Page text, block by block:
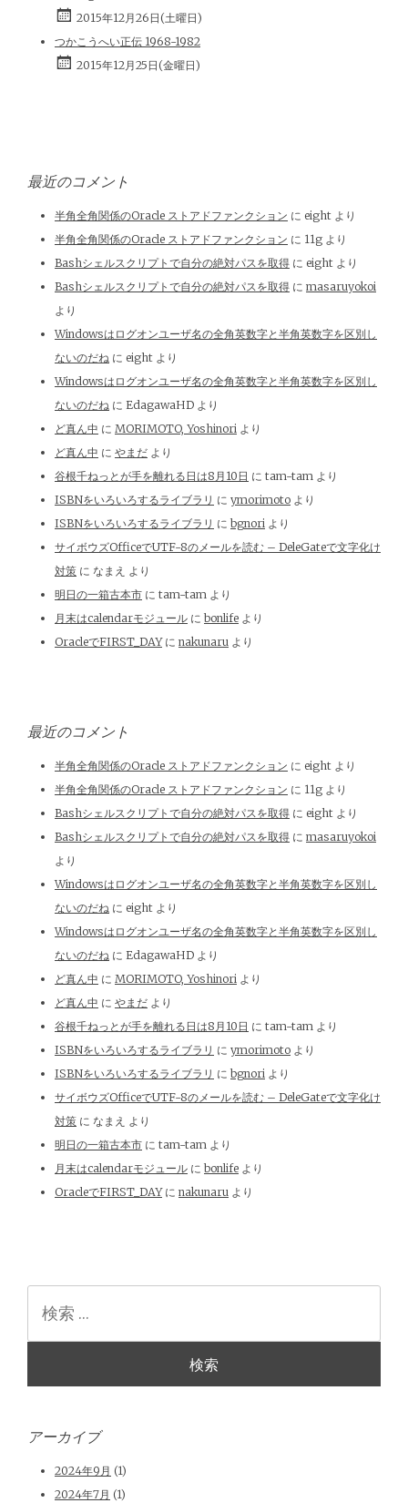
2015年12月26日(土曜日)
つかこうへい正伝 1968-1982
2015年12月25日(金曜日)
最近のコメント
半角全角関係のOracle ストアドファンクション に eight より
半角全角関係のOracle ストアドファンクション に 11g より
Bashシェルスクリプトで自分の絶対パスを取得 に eight より
Bashシェルスクリプトで自分の絶対パスを取得 に masaruyokoi
より
Windowsはログオンユーザ名の全角英数字と半角英数字を区別し
ないのだね に eight より
Windowsはログオンユーザ名の全角英数字と半角英数字を区別し
ないのだね に EdagawaHD より
ど真ん中 に MORIMOTO, Yoshinori より
ど真ん中 に やまだ より
谷根千ねっとが手を離れる日は8月10日 に tam-tam より
ISBNをいろいろするライブラリ に ymorimoto より
ISBNをいろいろするライブラリ に bgnori より
サイボウズOfficeでUTF-8のメールを読む – DeleGateで文字化け
対策 に なまえ より
明日の一箱古本市 に tam-tam より
月末はcalendarモジュール に bonlife より
OracleでFIRST_DAYに nakunaru より
最近のコメント
半角全角関係のOracle ストアドファンクション に eight より
半角全角関係のOracle ストアドファンクション に 11g より
Bashシェルスクリプトで自分の絶対パスを取得 に eight より
Bashシェルスクリプトで自分の絶対パスを取得 に masaruyokoi
より
Windowsはログオンユーザ名の全角英数字と半角英数字を区別し
ないのだね に eight より
Windowsはログオンユーザ名の全角英数字と半角英数字を区別し
ないのだね に EdagawaHD より
ど真ん中 に MORIMOTO, Yoshinori より
ど真ん中 に やまだ より
谷根千ねっとが手を離れる日は8月10日 に tam-tam より
ISBNをいろいろするライブラリ に ymorimoto より
ISBNをいろいろするライブラリ に bgnori より
サイボウズOfficeでUTF-8のメールを読む – DeleGateで文字化け
対策 に なまえ より
明日の一箱古本市 に tam-tam より
月末はcalendarモジュール に bonlife より
OracleでFIRST_DAYに nakunaru より
アーカイブ
2024年9月 (1)
2024年7月 (1)